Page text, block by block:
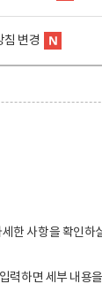
침 변경
세한 사항을 확인하
하면 세부 내용